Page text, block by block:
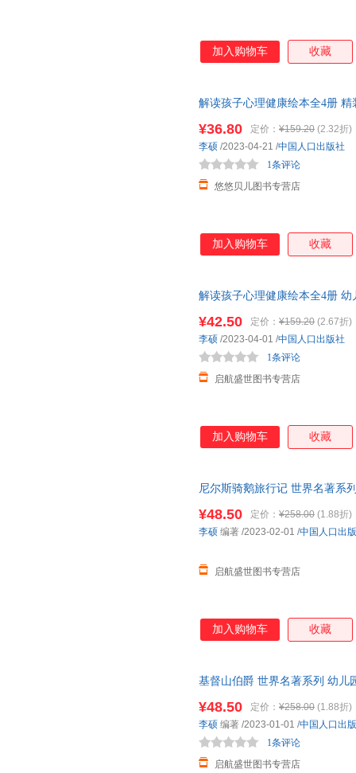
加入购物车 收藏
解读孩子心理健康绘本全4册
切/别担心,会更好/不是我干的
¥36.80 定价： ¥159.20 (2.32折)
悠悠贝儿图书专营店
1条评论
李硕 /2023-04-21 /中国人口出版社
加入购物车 收藏
解读孩子心理健康绘本全4册
¥42.50 定价： ¥159.20 (2.67折)
启航盛世图书专营店
1条评论
李硕 /2023-04-01 /中国人口出版社
加入购物车 收藏
尼尔斯骑鹅旅行记 世界名著系
¥48.50 定价： ¥258.00 (1.88折)
启航盛世图书专营店
李硕 编著 /2023-02-01 /中国人口出
加入购物车 收藏
基督山伯爵 世界名著系列 幼儿
¥48.50 定价： ¥258.00 (1.88折)
启航盛世图书专营店
1条评论
李硕 编著 /2023-01-01 /中国人口出